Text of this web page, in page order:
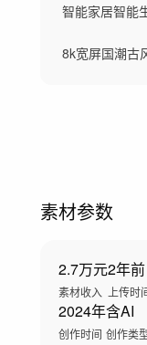
素材参数
2.7万元
素材收入
2年前
上传时
2024年
创作时间
含AI
创作类